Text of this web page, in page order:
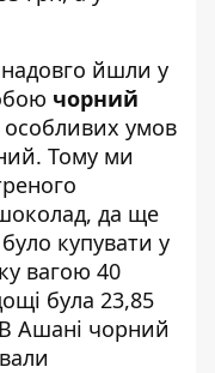
надовго йшли у
чорний
особливих умов
Тому ми
да ще
купувати у
вагою 40
була 23,85
Ашані чорний